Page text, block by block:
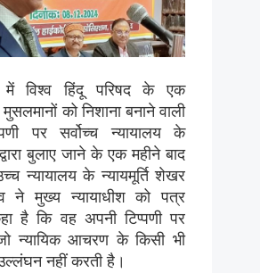
में विश्व हिंदू परिषद के एक
को निशाना बनाने वाली
पर सर्वोच्च न्यायालय के
बुलाए जाने के एक महीने बाद
न्यायालय के न्यायमूर्ति शेखर
ने मुख्य न्यायाधीश को पत्र
है कि वह अपनी टिप्पणी पर
न्यायिक आचरण के किसी भी
नहीं करती है।